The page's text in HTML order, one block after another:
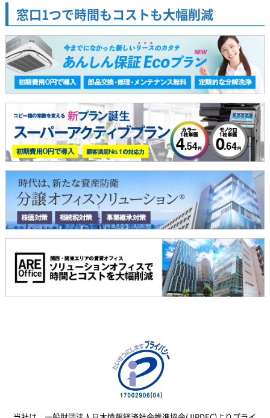
窓口1つで時間もコストも大幅削減